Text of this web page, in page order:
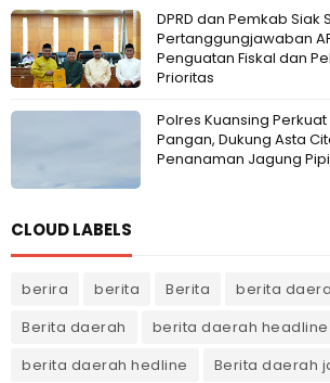
DPRD dan Pemkab
Pertanggungjawaban
Penguatan Fiskal dan
Prioritas
Polres Kuansing
Pangan, Dukung Asta
Penanaman Jagung
CLOUD LABELS
berira berita Berita
berita
Berita daerah
berita daerah headline
berita daerah hedline
Berita daerah